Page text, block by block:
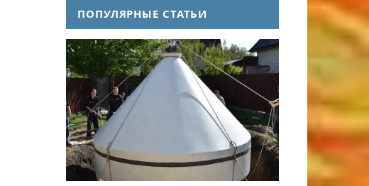
ПОПУЛЯРНЫЕ СТАТЬИ